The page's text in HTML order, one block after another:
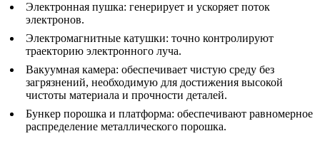
Электронная пушка: генерирует и ускоряет поток
электронов.
Электромагнитные катушки: точно контролируют
траекторию электронного луча.
Вакуумная камера: обеспечивает чистую среду без
загрязнений, необходимую для достижения высокой
чистоты материала и прочности деталей.
Бункер порошка и платформа: обеспечивают равномерное
распределение металлического порошка.